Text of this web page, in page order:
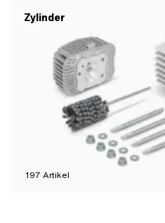
Zylinder
197 Artikel